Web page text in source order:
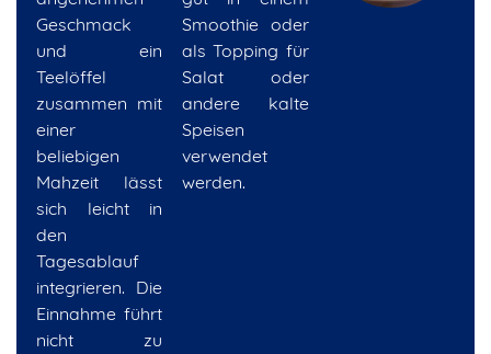
Geschmack
und ein
Teelöffel
zusammen mit
einer
beliebigen
Mahzeit lässt
sich leicht in
den
Tagesablauf
integrieren. Die
Einnahme führt
nicht zu
Smoothie oder
als Topping für
Salat oder
andere kalte
Speisen
verwendet
werden.